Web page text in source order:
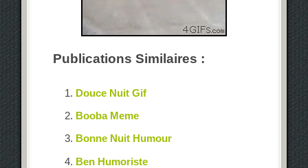
Publications Similaires :
Douce Nuit Gif
Booba Meme
Bonne Nuit Humour
Ben Humoriste